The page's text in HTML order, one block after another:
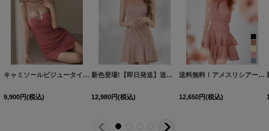
[3030SBdzj-260303-1]
新色登場!【即日発送】送料無料!バックリボンシアーミニドレス/キャバドレス【XS-Lサイズ/3カラー】[OF03]【YN】dzwIA
)
送料無料！アメスリシアービジューティアードフレアワンピース/２段フリル/キャバドレス【XS-Mサイズ/5カラー】[OF03] 【YN】dzwvIA【一部予約商品/9月中旬発送予定】
(税込)
新色登場！ビジューラメツイードフリルドレス/キャバドレス【XS-XLサイズ/4カラー】[OF01] 【SB】dzw
(税込) (税